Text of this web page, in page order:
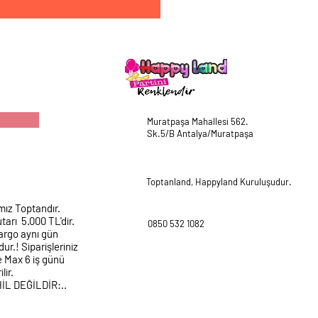
Toptandır.
5.000 TL'dir.
aynı gün
Siparişleriniz
Max 6 iş günü
DEĞİLDİR:..
Muratpaşa Mahallesi 562.
Sk.5/B Antalya/Muratpaşa
Toptanland, Happyland Kuruluşudur.
0850 532 1082